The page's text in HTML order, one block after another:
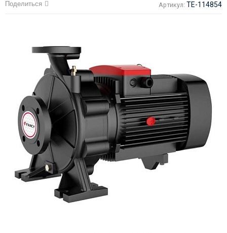
Поделиться Артикул: TE-114854